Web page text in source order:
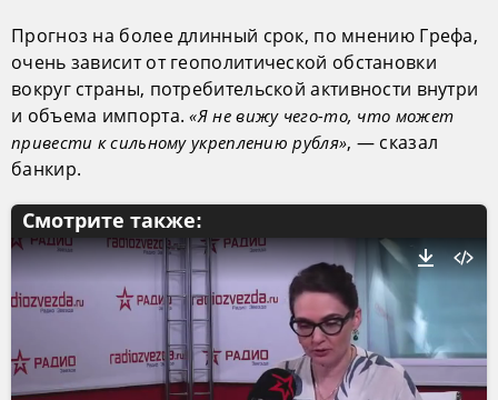
Прогноз на более длинный срок, по мнению Грефа,
очень зависит от геополитической обстановки
вокруг страны, потребительской активности внутри
и объема импорта.«Я не вижу чего-то, что может
привести к сильному укреплению рубля», — сказал
банкир.
Смотрите также: